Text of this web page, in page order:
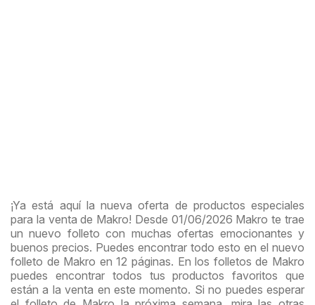
¡Ya está aquí la nueva oferta de productos especiales
para la venta de Makro! Desde 01/06/2026 Makro te trae
un nuevo folleto con muchas ofertas emocionantes y
buenos precios. Puedes encontrar todo esto en el nuevo
folleto de Makro en 12 páginas. En los folletos de Makro
puedes encontrar todos tus productos favoritos que
están a la venta en este momento. Si no puedes esperar